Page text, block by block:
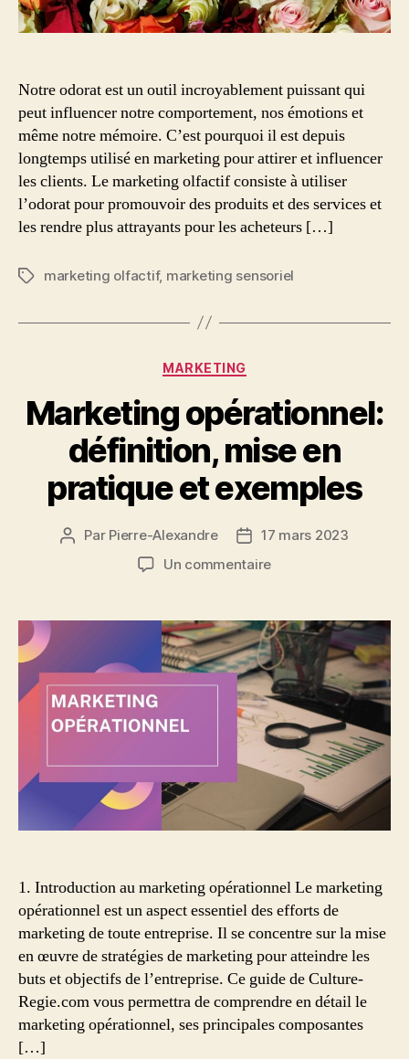
Notre odorat est un outil incroyablement puissant qui
peut influencer notre comportement, nos émotions et
même notre mémoire. C’est pourquoi il est depuis
longtemps utilisé en marketing pour attirer et influencer
les clients. Le marketing olfactif consiste à utiliser
l’odorat pour promouvoir des produits et des services et
les rendre plus attrayants pour les acheteurs […]
Étiquettes
marketing olfactif, marketing sensoriel
Catégories
MARKETING
Marketing opérationnel:
définition, mise en
pratique et exemples
Auteur
Par Pierre-Alexandre
Date
de
17 mars 2023
Un commentairesur
définition,
mise
en
pratique
et
exemples
1. Introduction au marketing opérationnel Le marketing
opérationnel est un aspect essentiel des efforts de
marketing de toute entreprise. Il se concentre sur la mise
en œuvre de stratégies de marketing pour atteindre les
buts et objectifs de l’entreprise. Ce guide de Culture-
Regie.com vous permettra de comprendre en détail le
marketing opérationnel, ses principales composantes
[…]